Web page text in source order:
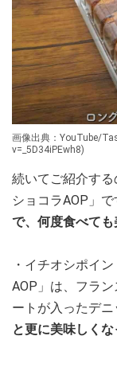
画像出典：YouTube/
v=_5D34iPEwh8)
続いてご紹介す
ショコラAOP」で
で、何度食べても
・イチオシポイ
AOP」は、フラ
ートが入ったデニ
と更に美味しく